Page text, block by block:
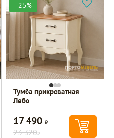
- 25%
Тумба прикроватная
Лебо
17 490Р
23 320Р